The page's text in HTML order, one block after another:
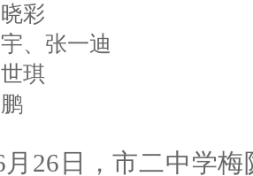
彩
、张一迪
世琪
月26日，市二中学梅